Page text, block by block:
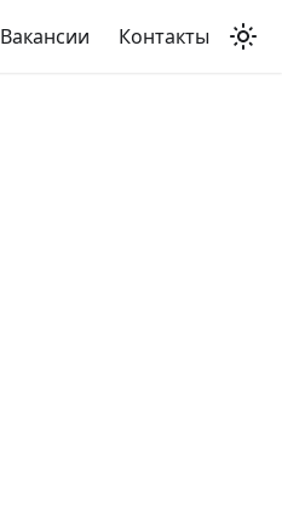
Вакансии Контакты